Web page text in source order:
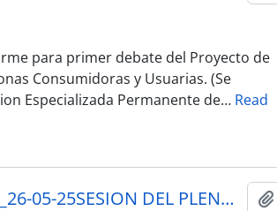
para primer debate del Proyecto de
Consumidoras y Usuarias. (Se
Especializada Permanente de… Read
004_MOCION CHRISTOPHER JARAMILLO_26-05-25SESION DEL PLENO N 004 ASAMBLEA NACIONAL 2025-2027